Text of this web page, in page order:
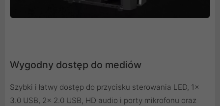
Wygodny dostęp do mediów
Szybki i łatwy dostęp do przycisku sterowania LED, 1x
3.0 USB, 2x 2.0 USB, HD audio i porty mikrofonu oraz